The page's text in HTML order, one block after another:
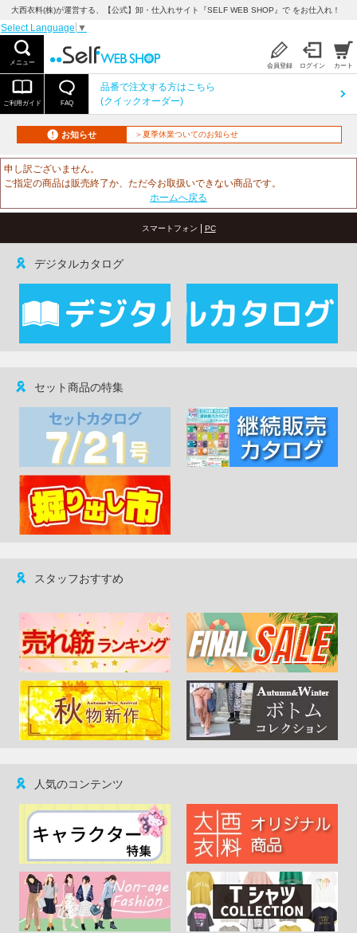
大西衣料(株)が運営する、【公式】卸・仕入れサイト『SELF WEB SHOP』で をお仕入れ！
Select Language ▼
メニュー 会員登録 ログイン カート
ご利用ガイド FAQ
品番で注文する方はこちら
(クイックオーダー)
お知らせ ＞夏季休業ついてのお知らせ
申し訳ございません。
ご指定の商品は販売終了か、ただ今お取扱いできない商品です。
ホームへ戻る
スマートフォン | PC
デジタルカタログ
セット商品の特集
スタッフおすすめ
人気のコンテンツ